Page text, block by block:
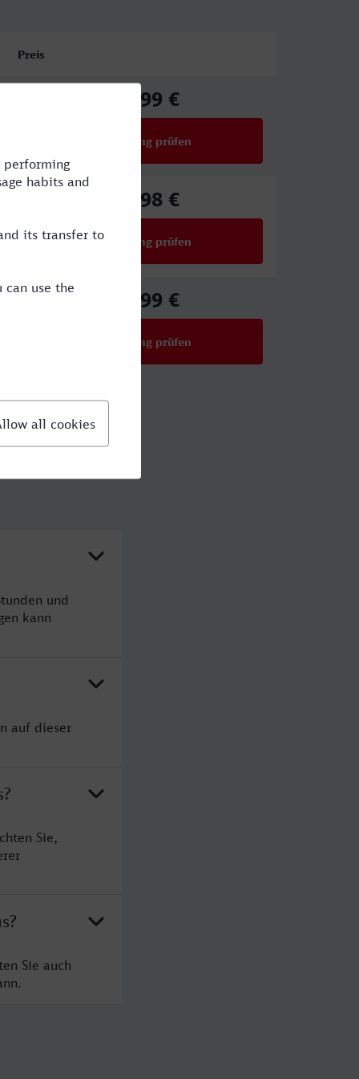
Preis
82,99 €
Verbindung prüfen
67,98 €
Verbindung prüfen
82,99 €
Verbindung prüfen
und
kann
auf dieser
Sie,
Sie auch